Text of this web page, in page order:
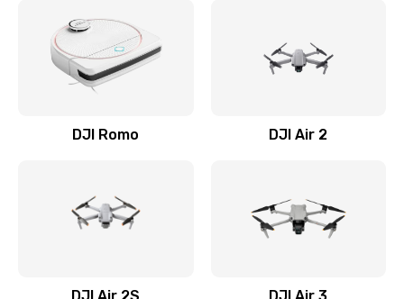
DJI Romo DJI Air 2